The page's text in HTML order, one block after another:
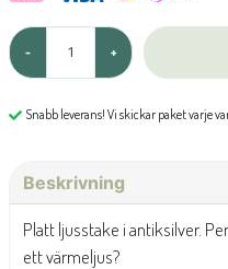
- +
Snabb leverans! Vi skickar paket varje
Beskrivning
Platt ljusstake i antiksilver.
ett värmeljus?